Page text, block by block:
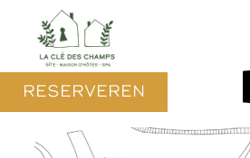
RESERVEREN